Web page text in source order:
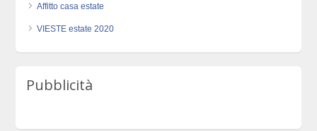
Affitto casa estate
VIESTE estate 2020
Pubblicità